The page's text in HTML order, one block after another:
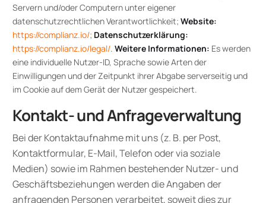
Servern und/oder Computern unter eigener
datenschutzrechtlichen Verantwortlichkeit; Website:
https://complianz.io/; Datenschutzerklärung:
https://complianz.io/legal/. Weitere Informationen: Es werden
eine individuelle Nutzer-ID, Sprache sowie Arten der
Einwilligungen und der Zeitpunkt ihrer Abgabe serverseitig und
im Cookie auf dem Gerät der Nutzer gespeichert.
Kontakt- und Anfrageverwaltung
Bei der Kontaktaufnahme mit uns (z. B. per Post,
Kontaktformular, E-Mail, Telefon oder via soziale
Medien) sowie im Rahmen bestehender Nutzer- und
Geschäftsbeziehungen werden die Angaben der
anfragenden Personen verarbeitet, soweit dies zur